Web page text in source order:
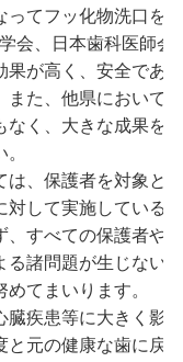
ってフッ化物洗口を
会、日本歯科医師会
果が高く、安全であ
また、他県において
なく、大きな成果を
は、保護者を対象と
対して実施している
、すべての保護者や
る諸問題が生じない
てまいります。
臓疾患等に大きく影
と元の健康な歯に戻